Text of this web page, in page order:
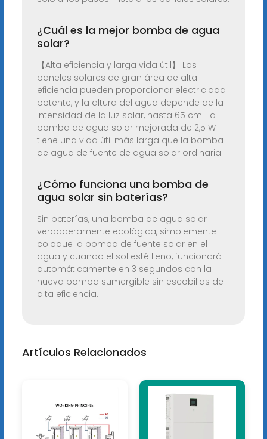
¿Cuál es la mejor bomba de agua
solar?
【Alta eficiencia y larga vida útil】 Los
paneles solares de gran área de alta
eficiencia pueden proporcionar electricidad
potente, y la altura del agua depende de la
intensidad de la luz solar, hasta 65 cm. La
bomba de agua solar mejorada de 2,5 W
tiene una vida útil más larga que la bomba
de agua de fuente de agua solar ordinaria.
¿Cómo funciona una bomba de
agua solar sin baterías?
Sin baterías, una bomba de agua solar
verdaderamente ecológica, simplemente
coloque la bomba de fuente solar en el
agua y cuando el sol esté lleno, funcionará
automáticamente en 3 segundos con la
nueva bomba sumergible sin escobillas de
alta eficiencia.
Artículos Relacionados